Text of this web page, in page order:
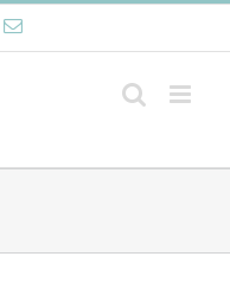
Email